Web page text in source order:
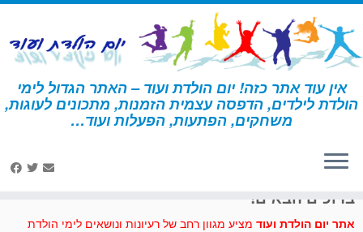
דלג
לתוכן
אין עוד אתר כזה! יום הולדת ועוד – האתר הגדול לימי
הולדת לילדים, הדפסה עצמית הזמנות, מתכונים לעוגות,
משחקים, הפתעות, הפעלות ועוד… דף הבית » מסכת פיל
ברוכים הבאים!
אתר יום הולדת ועוד מציע מגוון רחב של רעיונות ונושאים לימי הולדת